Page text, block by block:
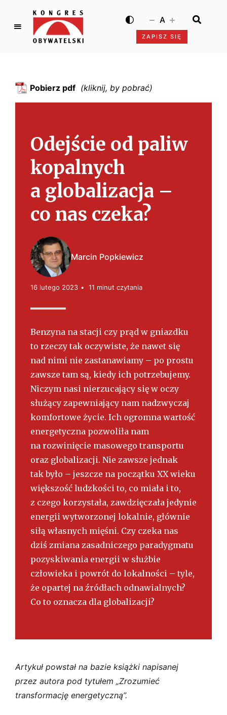
K
g
O
b
y
w
t
e
l
k
i
ZAPISZ SIĘ
A
Pobierz pdf
Odejście od paliw
kopalnych
a globalizacja –
co nas czeka?
Marcin Popkiewicz
16 lutego 2023 11 minut czytania
Benzyna na stacji czy prąd w gniazdku
to rzeczy tak oczywiste, że nawet się
nad nimi nie zastanawiamy – po prostu
zawsze tam są, kiedy ich potrzebujemy.
Niczym nasi nierzucający się w oczy
służący zapewniający nam nadzwyczaj
komfortowe życie. Ich ogromna wartość
energetyczna pozwoliła nam
na rozwinięcie masowego transportu
oraz globalizacji. Nie zawsze jednak
tak było – jeszcze na początku XX wieku
większość ludzkości to, co miała i to,
z czego korzystała, zawdzięczała jedynie
energii wytworzonej lokalnie, głównie
siłą własnych mięśni. Czy czeka nas
dziś zmiana zasadniczego paradygmatu
pozyskiwania energii w służbie
człowieka i powrót do lokalności – tyle,
że opartej na źródłach odnawialnych?
Co to oznacza dla globalizacji?
Artykuł powstał na bazie książki napisanej
przez autora pod tytułem „Zrozumieć
transformację energetyczną”.